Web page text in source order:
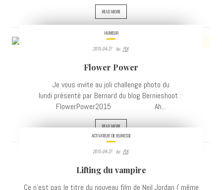
READ MORE
HUMEUR
2015-04-27 By: PLK
Flower Power
Je vous invite au joli challenge photo du
lundi présenté par Bernard du blog Bernieshoot :
FlowerPower2015 Ah...
READ MORE
ACTIVATEUR DE JEUNESSE
2015-04-27 By: PLK
Lifting du vampire
Ce n'est pas le titre du nouveau film de Neil Jordan ( même